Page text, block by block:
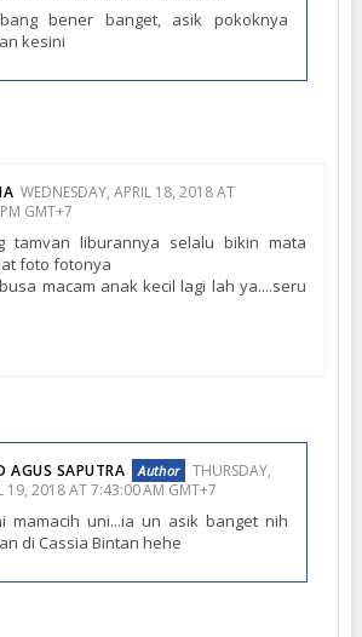
bener banget, asik pokoknya
kesini
WEDNESDAY, APRIL 18, 2018 AT
GMT+7
tamvan liburannya selalu bikin mata
foto fotonya
macam anak kecil lagi lah ya....seru
AGUS SAPUTRA
THURSDAY,
19, 2018 AT 7:43:00 AM GMT+7
mamacih uni...ia un asik banget nih
di Cassia Bintan hehe